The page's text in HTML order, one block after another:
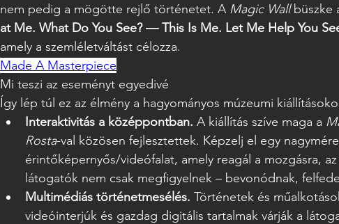
nem pedig a mögötte rejlő történetet. A Magic Wall büszke
at Me. What Do You See? — This Is Me. Let Me Help You
amely a szemléletváltást célozza.
Made A Masterpiece
Mi teszi az eseményt egyedivé
Így lép túl ez az élmény a hagyományos múzeumi
Interaktivitás a középpontban. A kiállítás szíve maga a
Rosta-val közösen fejlesztettek. Képzelj el egy
érintőképernyős/videófalat, amely reagál a mozgásra,
látogatók nem csak megfigyelnek – bevonódnak,
Multimédiás történetmesélés. Történetek és
videóinterjúk és gazdag digitális tartalmak várják a